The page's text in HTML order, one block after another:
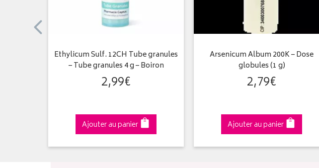
Ethylicum Sulf. 12CH Tube granules
– Tube granules 4 g – Boiron
2,99€
Ajouter au panier
Arsenicum Album 200K – Dose
globules (1 g)
2,79€
Ajouter au panier